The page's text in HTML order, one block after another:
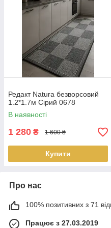
Редакт Natura безворсовий
1.2*1.7м Сірий 0678
В наявності
1 280 ₴ 1 600 ₴
Купити
Про нас
100% позитивних з 71
Працює з 27.03.2019